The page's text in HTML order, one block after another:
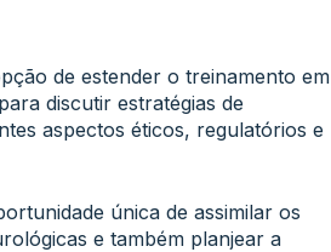
de estender o treinamento em
discutir estratégias de
aspectos éticos, regulatórios e
única de assimilar os
e também planjear a